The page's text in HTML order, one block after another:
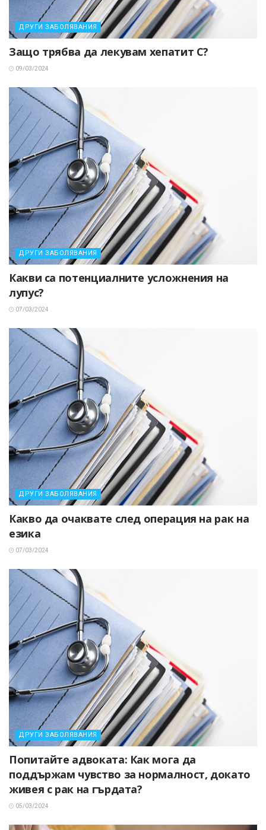
ДРУГИ ЗАБОЛЯВАНИЯ
Защо трябва да лекувам хепатит С?
09/03/2024
ДРУГИ ЗАБОЛЯВАНИЯ
Какви са потенциалните усложнения на
лупус?
07/03/2024
ДРУГИ ЗАБОЛЯВАНИЯ
Какво да очаквате след операция на рак на
езика
07/03/2024
ДРУГИ ЗАБОЛЯВАНИЯ
Попитайте адвоката: Как мога да
поддържам чувство за нормалност, докато
живея с рак на гърдата?
05/03/2024